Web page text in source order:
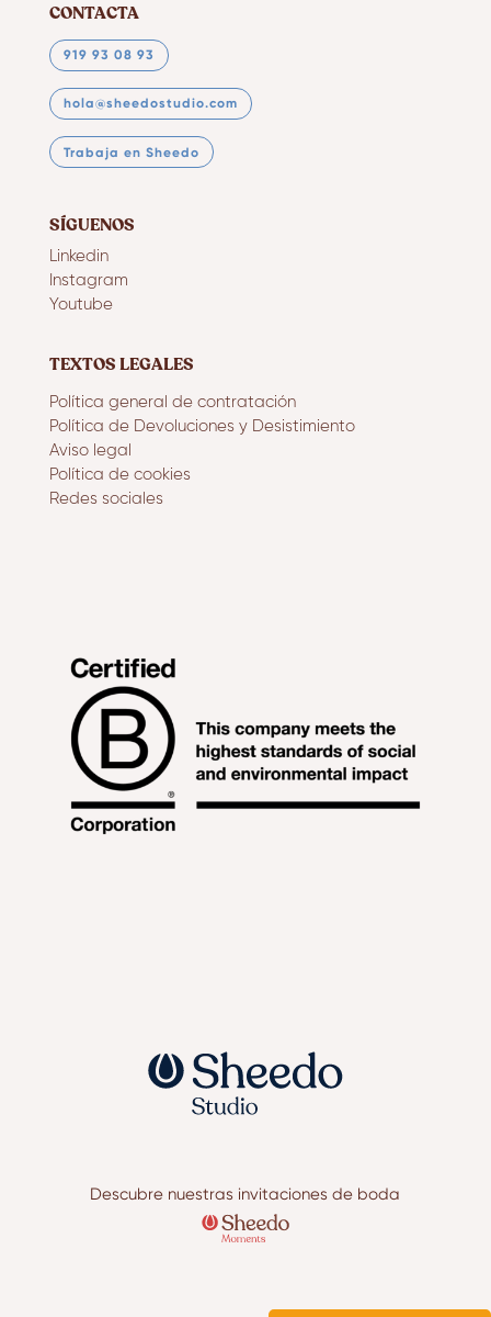
CONTACTA
919 93 08 93
hola@sheedostudio.com
Trabaja en Sheedo
SÍGUENOS
Linkedin
Instagram
Youtube
TEXTOS LEGALES
Política general de contratación
Política de Devoluciones y Desistimiento
Aviso legal
Política de cookies
Redes sociales
Descubre nuestras invitaciones de boda